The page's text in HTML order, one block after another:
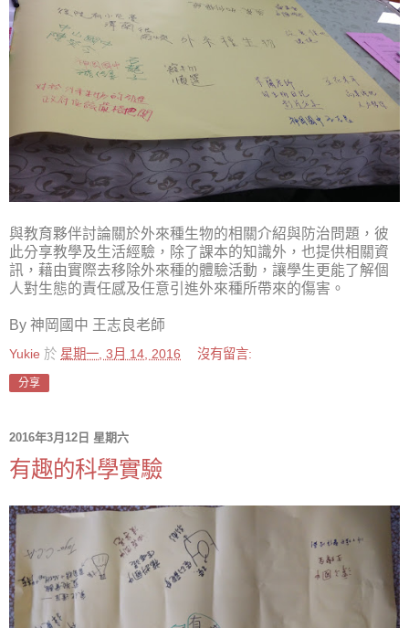
與教育夥伴討論關於外來種生物的相關介紹與防治問題，彼
此分享教學及生活經驗，除了課本的知識外，也提供相關資
訊，藉由實際去移除外來種的體驗活動，讓學生更能了解個
人對生態的責任感及任意引進外來種所帶來的傷害。
By 神岡國中 王志良老師
Yukie 於 星期一, 3月 14, 2016 沒有留言:
分享
2016年3月12日 星期六
有趣的科學實驗